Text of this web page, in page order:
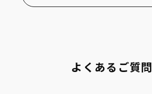
よくあるご質問